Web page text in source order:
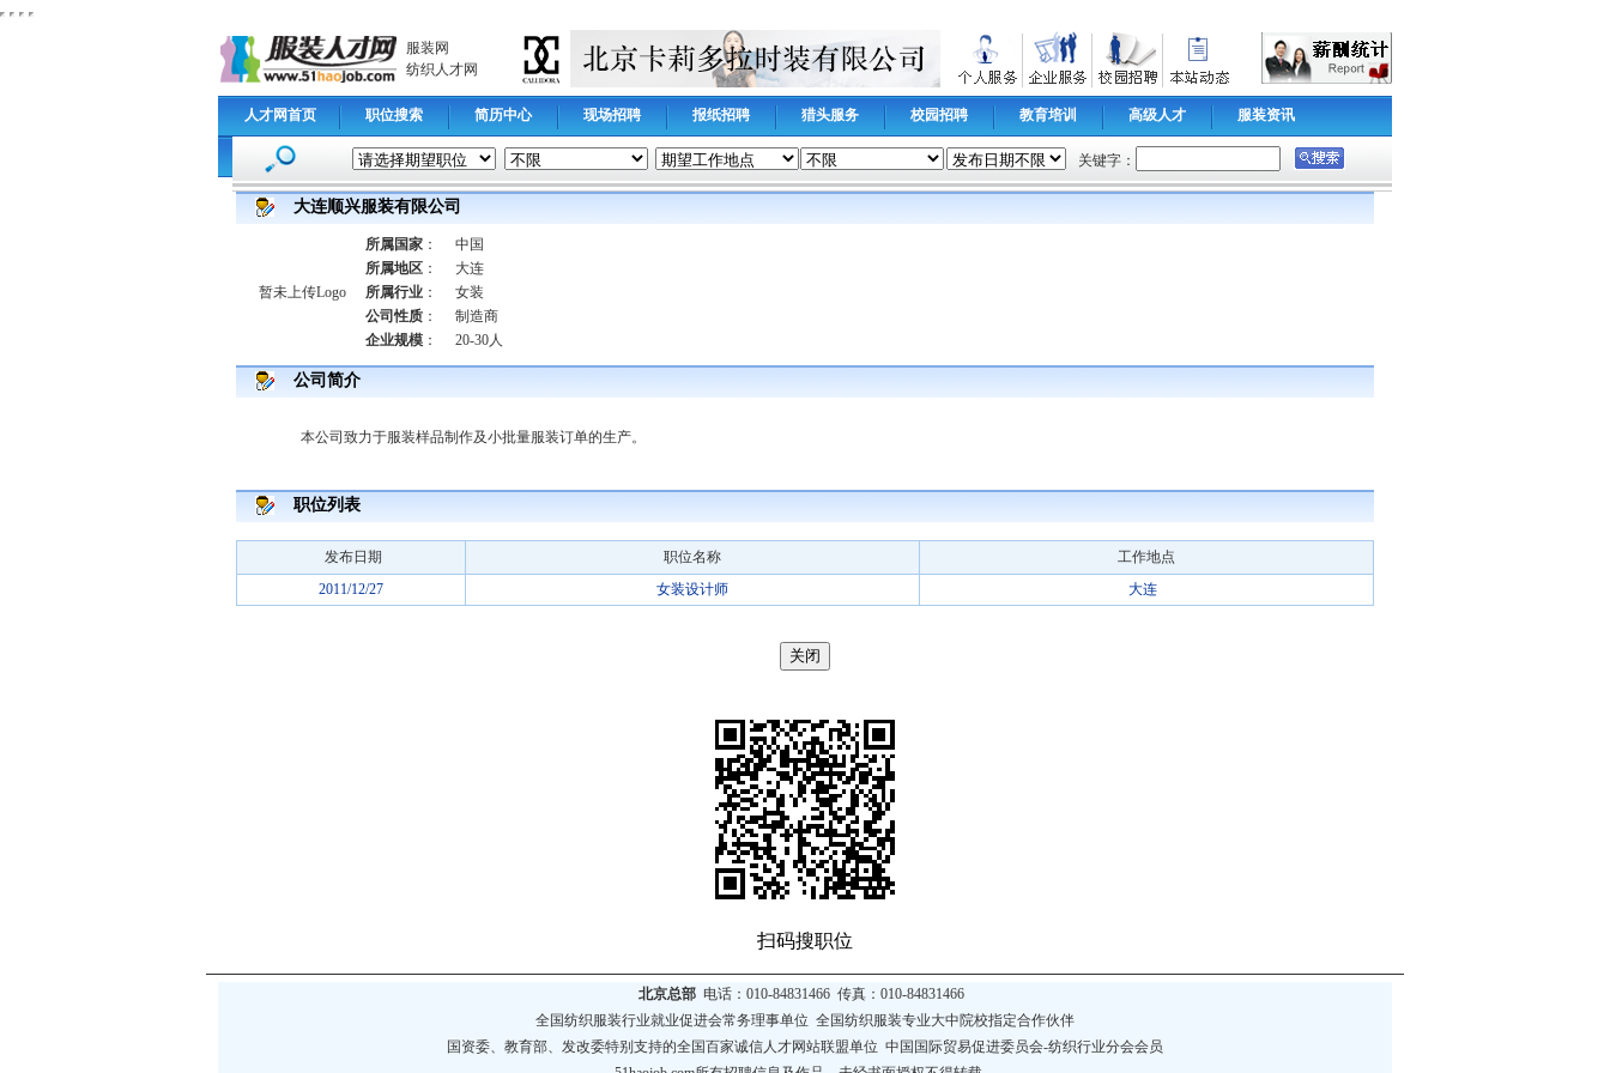
服装网
纺织人才网
人才网首页 职位搜索 简历中心 现场招聘 报纸招聘 猎头服务 校园招聘 教育培训 高级人才 服装资讯
关键字：
大连顺兴服装有限公司
暂未上传Logo
所属国家：
中国
所属地区：
大连
所属行业：
女装
公司性质：
制造商
企业规模： 20-30人
公司简介
本公司致力于服装样品制作及小批量服装订单的生产。
职位列表
发布日期 职位名称
工作地点
2011/12/27
女装设计师 大连
扫码搜职位
北京总部 电话：010-84831466 传真：010-84831466
全国纺织服装行业就业促进会常务理事单位 全国纺织服装专业大中院校指定合作伙伴
国资委、教育部、发改委特别支持的全国百家诚信人才网站联盟单位 中国国际贸易促进委员会-纺织行业分会会员